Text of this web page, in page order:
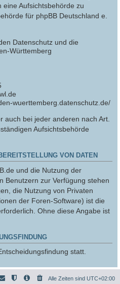
eine Aufsichtsbehörde zu
für phpBB Deutschland e.
Datenschutz und die
Württemberg
wuerttemberg.datenschutz.de/
auch bei jeder anderen nach Art.
Aufsichtsbehörde
VON DATEN
und die Nutzung der
Benutzern zur Verfügung stehen
die Nutzung von Privaten
der Foren-Software) ist die
Ohne diese Angabe ist
statt.
Alle Zeiten sind UTC+02:00